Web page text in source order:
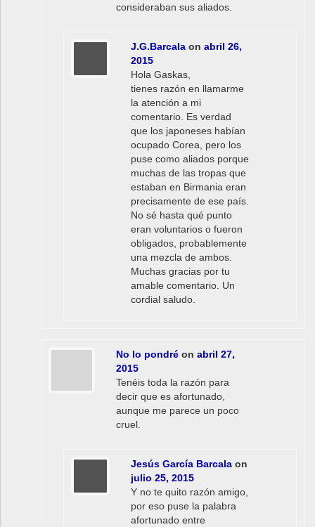
consideraban sus aliados.
J.G.Barcala on abril 26,
2015
Hola Gaskas,
tienes razón en llamarme
la atención a mi
comentario. Es verdad
que los japoneses habían
ocupado Corea, pero los
puse como aliados porque
muchas de las tropas que
estaban en Birmania eran
precisamente de ese país.
No sé hasta qué punto
eran voluntarios o fueron
obligados, probablemente
una mezcla de ambos.
Muchas gracias por tu
amable comentario. Un
cordial saludo.
No lo pondréon abril 27,
2015
Tenéis toda la razón para
decir que es afortunado,
aunque me parece un poco
cruel.
Jesús García Barcala on
julio 25, 2015
Y no te quito razón amigo,
por eso puse la palabra
afortunado entre